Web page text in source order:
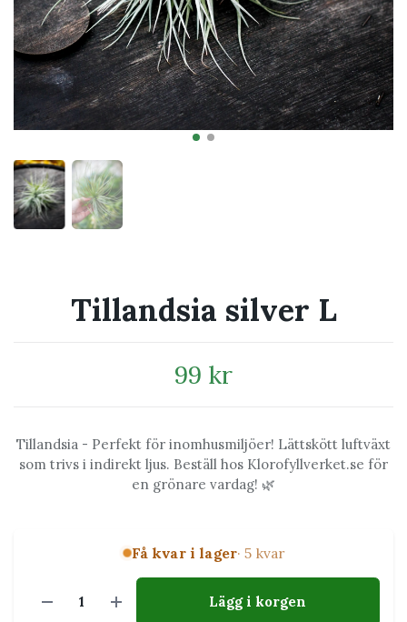
Tillandsia silver L
99 kr
Tillandsia - Perfekt för inomhusmiljöer! Lättskött luftväxt
som trivs i indirekt ljus. Beställ hos Klorofyllverket.se för
en grönare vardag! 🌿
Få kvar i lager· 5 kvar
Lägg i korgen